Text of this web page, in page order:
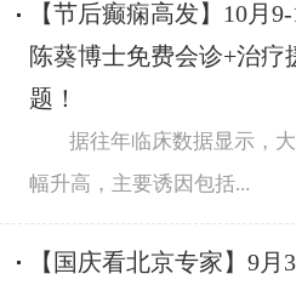
【节后癫痫高发】10月
陈葵博士免费会诊+治疗
题！
据往年临床数据显示，
幅升高，主要诱因包括...
【国庆看北京专家】9